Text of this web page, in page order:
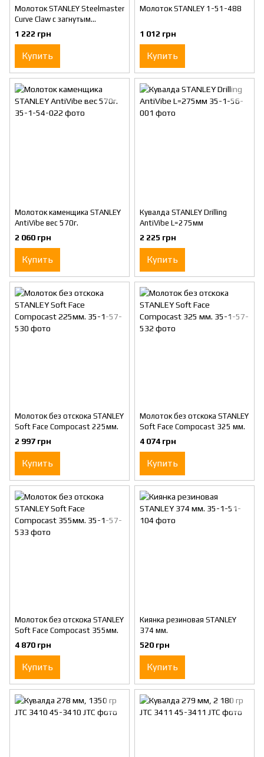
Молоток STANLEY Steelmaster
Curve Claw с загнутым
гвоздодером, L=337мм, вес
1 222 грн
Купить
Молоток STANLEY 1-51-488
1 012 грн
Купить
Молоток каменщика STANLEY
AntiVibe вес 570г.
2 060 грн
Купить
Кувалда STANLEY Drilling
AntiVibe L=275мм
2 225 грн
Купить
Молоток без отскока STANLEY
Soft Face Compocast 225мм.
2 997 грн
Купить
Молоток без отскока STANLEY
Soft Face Compocast 325 мм.
4 074 грн
Купить
Молоток без отскока STANLEY
Soft Face Compocast 355мм.
4 870 грн
Купить
Киянка резиновая STANLEY
374 мм.
520 грн
Купить